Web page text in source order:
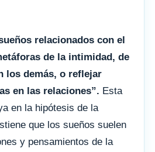
relacionados con el
de la intimidad, de
los demás, o reflejar
en las relaciones”. Esta
en la hipótesis de la
que los sueños suelen
y pensamientos de la